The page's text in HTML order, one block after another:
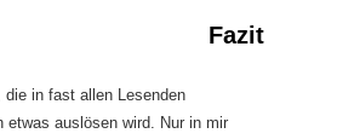
Fazit
die in fast allen Lesenden
etwas auslösen wird. Nur in mir